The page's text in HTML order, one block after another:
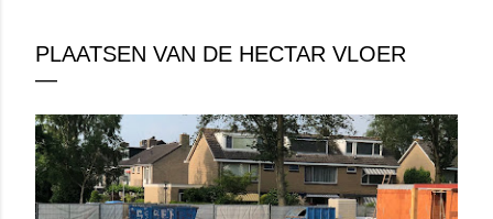
PLAATSEN VAN DE HECTAR VLOER